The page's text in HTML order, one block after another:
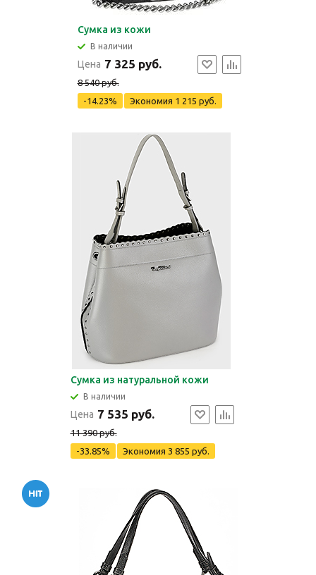
Сумка из кожи
В наличии
Цена 7 325 руб.
8 540 руб.
-14.23%
Экономия 1 215 руб.
Сумка из натуральной кожи
В наличии
Цена 7 535 руб.
11 390 руб.
-33.85%
Экономия 3 855 руб.